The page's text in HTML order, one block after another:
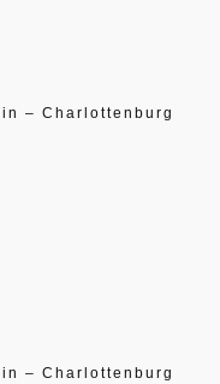
– Charlottenburg
– Charlottenburg